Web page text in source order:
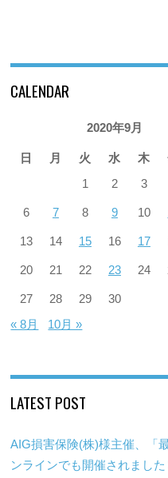
CALENDAR
2020年9月
日 月 火 水 木
1
2 3
6 7 8 9 10
13 14 15 16 17
20 21 22 23 24
27 28 29
30
« 8月
10月 »
LATEST POST
AIG損害保険(株)様主催、「
ンラインでも開催されました